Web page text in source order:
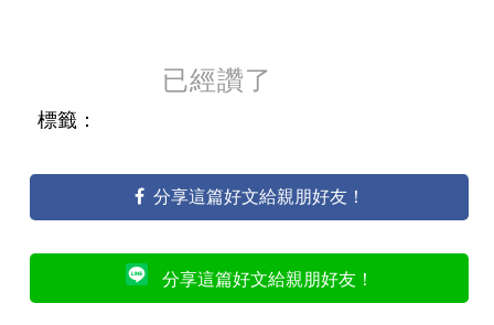
已經讚了
標籤：
分享這篇好文給親朋好友！
分享這篇好文給親朋好友！